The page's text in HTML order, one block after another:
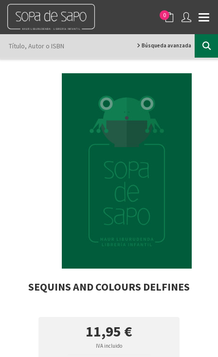
0
Búsqueda avanzada
SEQUINS AND COLOURS DELFINES
11,95 €
IVA incluido